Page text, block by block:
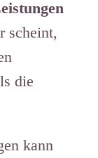
scheint,
die
kann